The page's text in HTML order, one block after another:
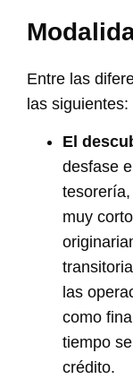
Entre las
las siguientes:
El
desfase
muy
las
como
tiempo
crédito.